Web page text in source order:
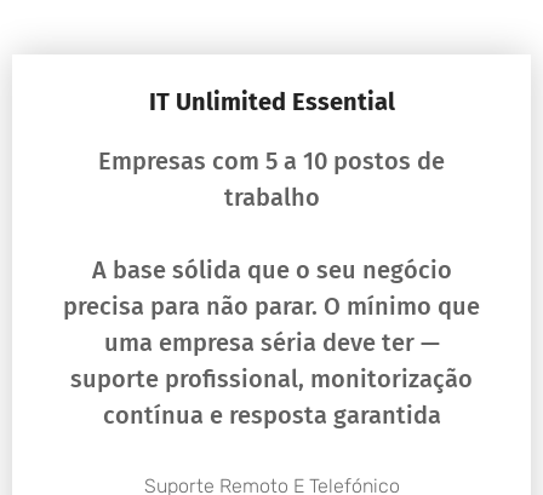
IT Unlimited Essential
Empresas com 5 a 10 postos de
trabalho
A base sólida que o seu negócio
precisa para não parar. O mínimo que
uma empresa séria deve ter —
suporte profissional, monitorização
contínua e resposta garantida
Suporte Remoto E Telefónico